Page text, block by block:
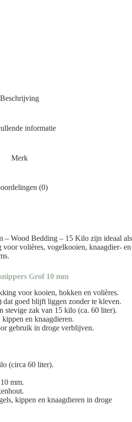
Beschrijving
informatie
Merk
(0)
– Wood Bedding – 15 Kilo zijn ideaal als
volières, vogelkooien, knaagdier- en
Grof 10 mm
voor kooien, hokken en volières.
goed blijft liggen zonder te kleven.
stevige zak van 15 kilo (ca. 60 liter).
en knaagdieren.
gebruik in droge verblijven.
(circa 60 liter).
mm.
kippen en knaagdieren in droge